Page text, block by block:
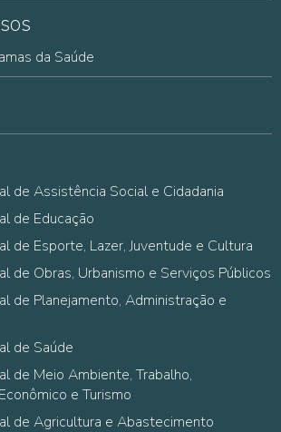
da Saúde
de Assistência Social e Cidadania
de Educação
de Esporte, Lazer, Juventude e Cultura
de Obras, Urbanismo e Serviços Públicos
de Planejamento, Administração e
de Saúde
de Meio Ambiente, Trabalho,
e Turismo
de Agricultura e Abastecimento